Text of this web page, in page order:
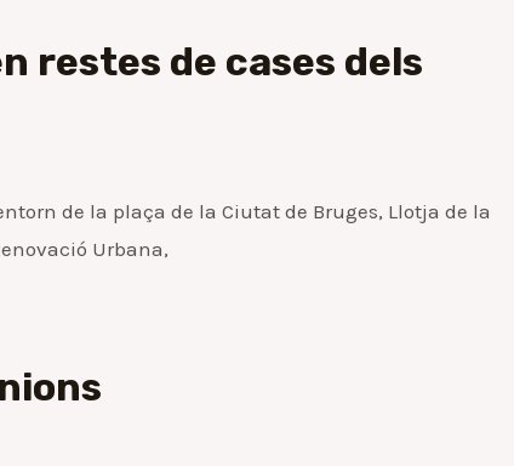
restes de cases dels
de la plaça de la Ciutat de Bruges, Llotja de la
Urbana,